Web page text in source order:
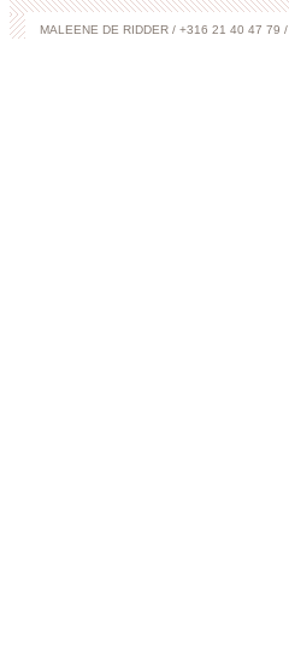
MALEENE DE RIDDER / +316 21 40 47 79 /